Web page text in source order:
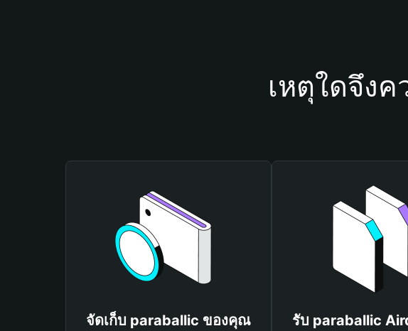
เหตุใดจึง
จัดเก็บ paraballic ของคุณ รับ paraballic